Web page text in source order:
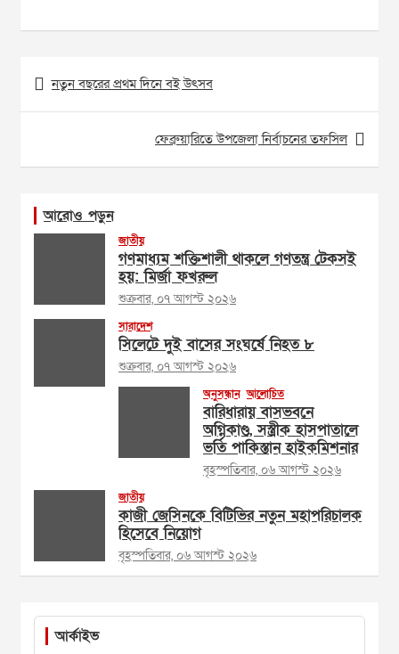
Post
navigation
নতুন বছরের প্রথম দিনে বই উৎসব
ফেব্রুয়ারিতে উপজেলা নির্বাচনের তফসিল
আরোও পড়ুন
জাতীয়
গণমাধ্যম শক্তিশালী থাকলে গণতন্ত্র টেকসই
হয়: মির্জা ফখরুল
শুক্রবার, ০৭ আগস্ট ২০২৬
সারাদেশ
সিলেটে দুই বাসের সংঘর্ষে নিহত ৮
শুক্রবার, ০৭ আগস্ট ২০২৬
অনুসন্ধান আলোচিত
বারিধারায় বাসভবনে
অগ্নিকাণ্ড, সস্ত্রীক হাসপাতালে
ভর্তি পাকিস্তান হাইকমিশনার
বৃহস্পতিবার, ০৬ আগস্ট ২০২৬
জাতীয়
কাজী জেসিনকে বিটিভির নতুন মহাপরিচালক
হিসেবে নিয়োগ
বৃহস্পতিবার, ০৬ আগস্ট ২০২৬
আর্কাইভ